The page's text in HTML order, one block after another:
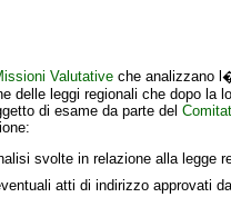
Valutative che analizzano
delle leggi regionali che dopo la
di esame da parte del
svolte in relazione alla legge
atti di indirizzo approvati